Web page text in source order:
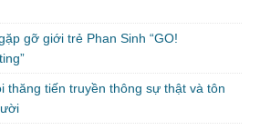
gỡ giới trẻ Phan Sinh “GO!
thăng tiến truyền thông sự thật và tôn